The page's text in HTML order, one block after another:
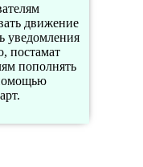
движение
уведомления
постамат
пополнять